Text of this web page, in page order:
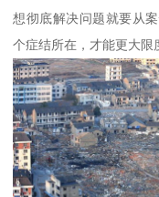
想彻底解决问题就要从
个症结所在，才能更大限